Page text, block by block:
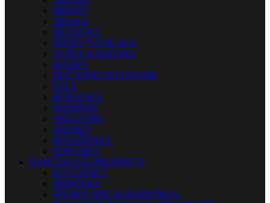
MIKINY
TIELKA
ŠILTOVKY
ŠATKY NA HLAVU
TAŠKY A BATOHY
MASKY
DOČASNÉ TETOVANIE
ŠÁLY
RUKAVICE
HODINKY
OKULIARE
OPASKY
PEŇAŽENKY
TOPÁNKY
DARČEKOVÉ PREDMETY
KĽÚČENKY
HRNČEKY
ŠPERKY PRE HUDOBNÍKOV